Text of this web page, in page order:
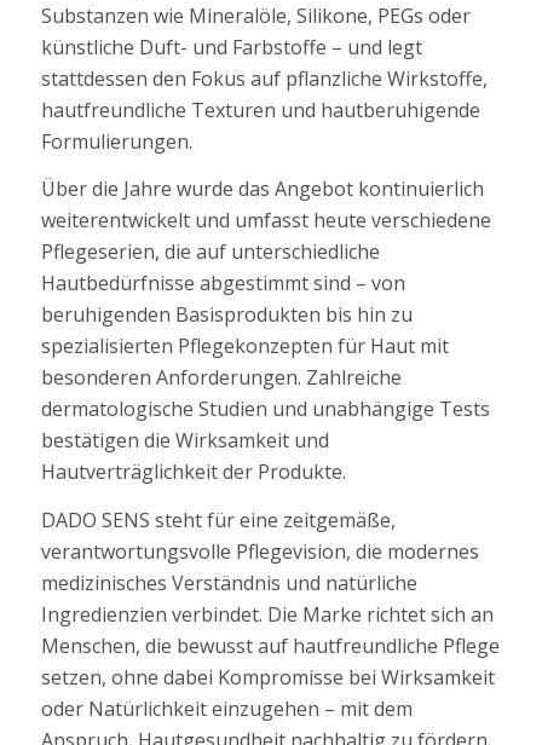
Substanzen wie Mineralöle, Silikone, PEGs oder
künstliche Duft- und Farbstoffe – und legt
stattdessen den Fokus auf pflanzliche Wirkstoffe,
hautfreundliche Texturen und hautberuhigende
Formulierungen.
Über die Jahre wurde das Angebot kontinuierlich
weiterentwickelt und umfasst heute verschiedene
Pflegeserien, die auf unterschiedliche
Hautbedürfnisse abgestimmt sind – von
beruhigenden Basisprodukten bis hin zu
spezialisierten Pflegekonzepten für Haut mit
besonderen Anforderungen. Zahlreiche
dermatologische Studien und unabhängige Tests
bestätigen die Wirksamkeit und
Hautverträglichkeit der Produkte.
DADO SENS steht für eine zeitgemäße,
verantwortungsvolle Pflegevision, die modernes
medizinisches Verständnis und natürliche
Ingredienzien verbindet. Die Marke richtet sich an
Menschen, die bewusst auf hautfreundliche Pflege
setzen, ohne dabei Kompromisse bei Wirksamkeit
oder Natürlichkeit einzugehen – mit dem